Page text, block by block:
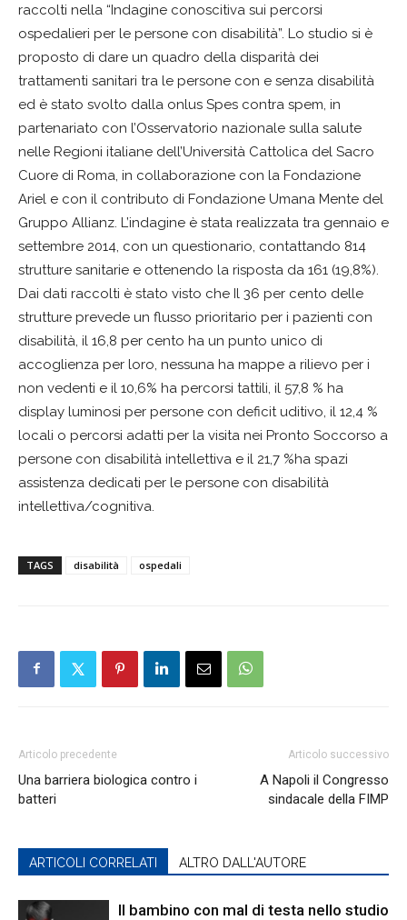
raccolti nella “Indagine conoscitiva sui percorsi
ospedalieri per le persone con disabilità”. Lo studio si è
proposto di dare un quadro della disparità dei
trattamenti sanitari tra le persone con e senza disabilità
ed è stato svolto dalla onlus Spes contra spem, in
partenariato con l’Osservatorio nazionale sulla salute
nelle Regioni italiane dell’Università Cattolica del Sacro
Cuore di Roma, in collaborazione con la Fondazione
Ariel e con il contributo di Fondazione Umana Mente del
Gruppo Allianz. L’indagine è stata realizzata tra gennaio e
settembre 2014, con un questionario, contattando 814
strutture sanitarie e ottenendo la risposta da 161 (19,8%).
Dai dati raccolti è stato visto che Il 36 per cento delle
strutture prevede un flusso prioritario per i pazienti con
disabilità, il 16,8 per cento ha un punto unico di
accoglienza per loro, nessuna ha mappe a rilievo per i
non vedenti e il 10,6% ha percorsi tattili, il 57,8 % ha
display luminosi per persone con deficit uditivo, il 12,4 %
locali o percorsi adatti per la visita nei Pronto Soccorso a
persone con disabilità intellettiva e il 21,7 %ha spazi
assistenza dedicati per le persone con disabilità
intellettiva/cognitiva.
TAGS disabilità ospedali
Articolo precedente
Una barriera biologica contro i
batteri
Articolo successivo
A Napoli il Congresso
sindacale della FIMP
ARTICOLI CORRELATI ALTRO DALL'AUTORE
Il bambino con mal di testa nello studio